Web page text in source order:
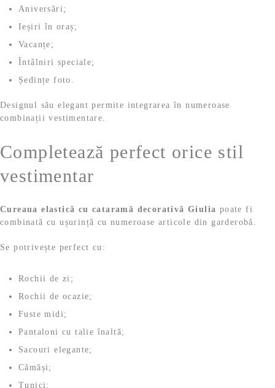
Aniversări;
Ieșiri în oraș;
Vacanțe;
Întâlniri speciale;
Ședințe foto.
Designul său elegant permite integrarea în numeroase
combinații vestimentare.
Completează perfect orice stil
vestimentar
Cureaua elastică cu cataramă decorativă Giulia poate fi
combinată cu ușurință cu numeroase articole din garderobă.
Se potrivește perfect cu:
Rochii de zi;
Rochii de ocazie;
Fuste midi;
Pantaloni cu talie înaltă;
Sacouri elegante;
Cămăși;
Tunici;